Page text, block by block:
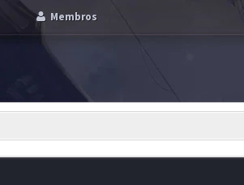
Membros